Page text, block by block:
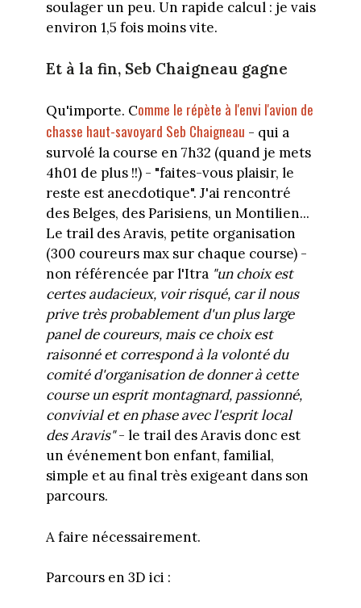
soulager un peu. Un rapide calcul : je vais
environ 1,5 fois moins vite.
Et à la fin, Seb Chaigneau gagne
Qu'importe. Comme le répète à l'envi l'avion de
chasse haut-savoyard Seb Chaigneau - qui a
survolé la course en 7h32 (quand je mets
4h01 de plus !!) - "faites-vous plaisir, le
reste est anecdotique". J'ai rencontré
des Belges, des Parisiens, un Montilien...
Le trail des Aravis, petite organisation
(300 coureurs max sur chaque course) -
non référencée par l'Itra "un choix est
certes audacieux, voir risqué, car il nous
prive très probablement d'un plus large
panel de coureurs, mais ce choix est
raisonné et correspond à la volonté du
comité d'organisation de donner à cette
course un esprit montagnard, passionné,
convivial et en phase avec l'esprit local
des Aravis"- le trail des Aravis donc est
un événement bon enfant, familial,
simple et au final très exigeant dans son
parcours.
A faire nécessairement.
Parcours en 3D ici :